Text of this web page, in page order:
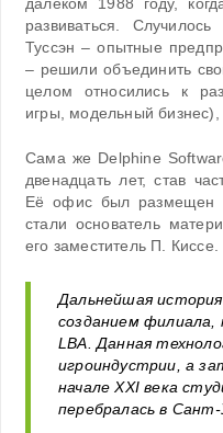
далеком 1988 году,
развиваться.
Туссэн – опытные
– решили объединить
целом относились к
игры, модельный
Сама же Delphine
двенадцать лет, став
Её офис был размещен
стали основатель
его заместитель П. Киссе.
Дальнейшая
созданием
LBA. Данная
игроиндустрии, а
начале XXI века
перебралась в Сант-